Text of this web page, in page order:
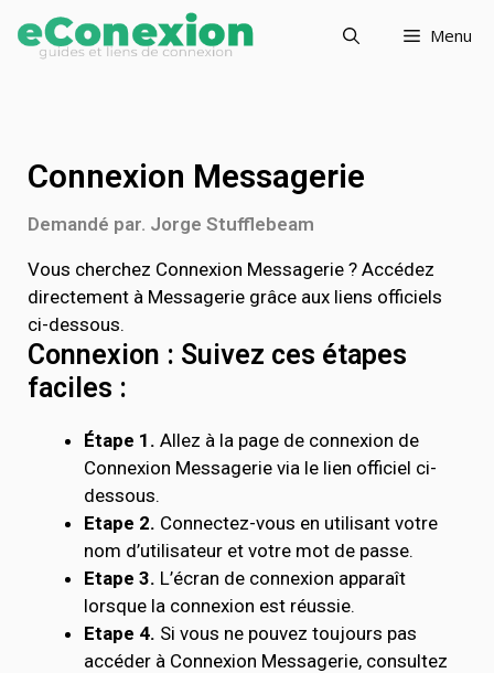
Menu
Connexion Messagerie
Demandé par. Jorge Stufflebeam
Vous cherchez Connexion Messagerie ? Accédez
directement à Messagerie grâce aux liens officiels
ci-dessous.
Connexion : Suivez ces étapes
faciles :
Étape 1. Allez à la page de connexion de
Connexion Messagerie via le lien officiel ci-
dessous.
Etape 2. Connectez-vous en utilisant votre
nom d’utilisateur et votre mot de passe.
Etape 3. L’écran de connexion apparaît
lorsque la connexion est réussie.
Etape 4. Si vous ne pouvez toujours pas
accéder à Connexion Messagerie, consultez